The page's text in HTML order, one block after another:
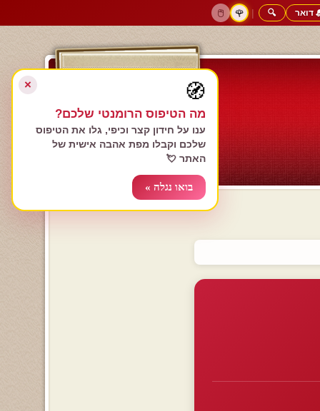
דואר 🔍
|
🌹
🖱️
הרשם עכשיו
התחבר